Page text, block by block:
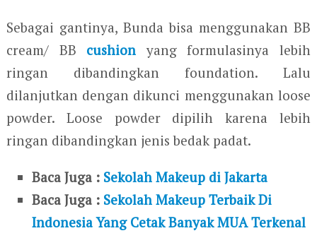
Sebagai gantinya, Bunda bisa menggunakan BB
cream/ BB cushion yang formulasinya lebih
ringan dibandingkan foundation. Lalu
dilanjutkan dengan dikunci menggunakan loose
powder. Loose powder dipilih karena lebih
ringan dibandingkan jenis bedak padat.
Baca Juga : Sekolah Makeup di Jakarta
Baca Juga : Sekolah Makeup Terbaik Di
Indonesia Yang Cetak Banyak MUA Terkenal